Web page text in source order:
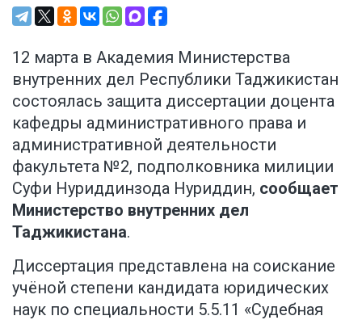
12 марта в Академия Министерства
внутренних дел Республики Таджикистан
состоялась защита диссертации доцента
кафедры административного права и
административной деятельности
факультета №2, подполковника милиции
Суфи Нуриддинзода Нуриддин, сообщает
Министерство внутренних дел
Таджикистана.
Диссертация представлена на соискание
учёной степени кандидата юридических
наук по специальности 5.5.11 «Судебная